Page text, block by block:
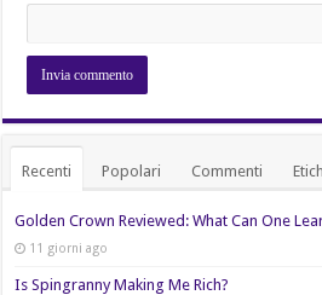
Recenti Popolari Commenti
Golden Crown Reviewed: What Can One
11 giorni ago
Is Spingranny Making Me Rich?